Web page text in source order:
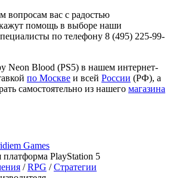
вас с радостью
помощь в выборе наши
по телефону 8 (495) 225-99-
Neon Blood (PS5) в нашем интернет-
по Москве и всей России (РФ), а
самостоятельно из нашего магазина
Games
платформа PlayStation 5
/RPG /Стратегии